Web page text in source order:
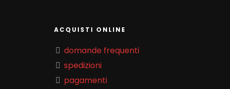
ACQUISTI ONLINE
domande frequenti
spedizioni
pagamenti